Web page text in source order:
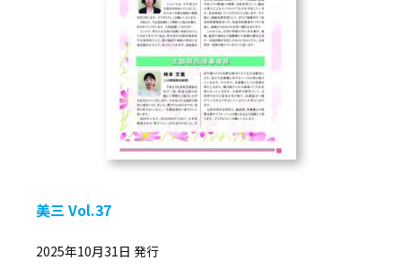
美三 Vol.37
2025年10月31日 発行